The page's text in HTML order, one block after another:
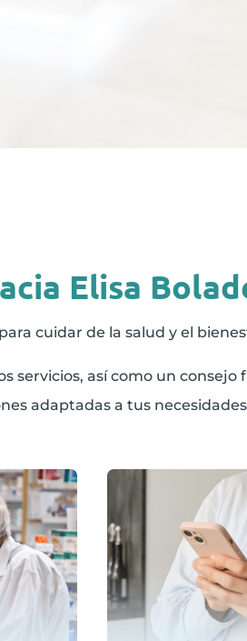
Elisa
cuidar de la salud y el
servicios, así como un
adaptadas a tus